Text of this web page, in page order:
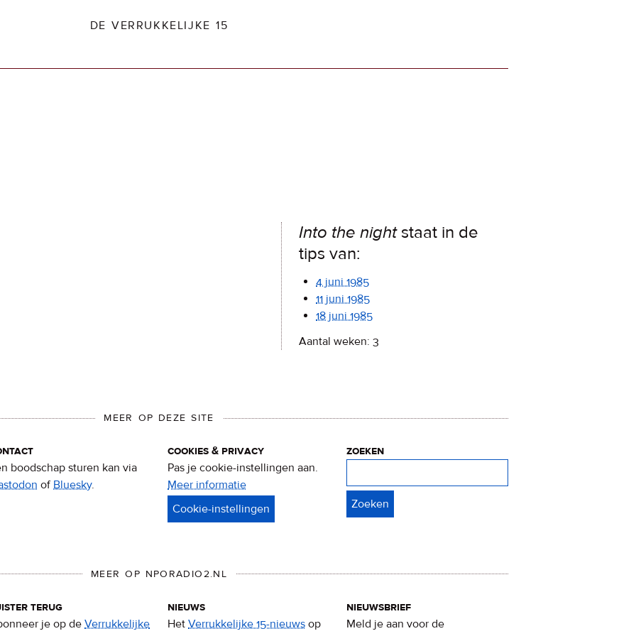
DE VERRUKKELIJKE 15
Into the nightstaat in de
tips van:
4 juni 1985
11 juni 1985
18 juni 1985
Aantal weken: 3
MEER OP DEZE SITE
boodschap sturen kan via
ofBluesky.
cookies & privacy
Pas je cookie-instellingen aan.
Meer informatie
&
zoeken
MEER OP NPORADIO2.NL
terug
je op de Verrukkelijke
nieuws
Het Verrukkelijke 15-nieuws op
nieuwsbrief
Meld je aan voor de